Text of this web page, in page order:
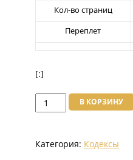
Кол-во страниц
Переплет
[:]
Количество
товара
Республикасының
В КОРЗИНУ
Категория: Кодексы